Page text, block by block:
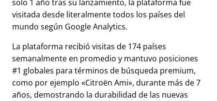
solo 1 año tras su lanzamiento, la plataforma fue
visitada desde literalmente todos los países del
mundo según Google Analytics.
La plataforma recibió visitas de 174 países
semanalmente en promedio y mantuvo posiciones
#1 globales para términos de búsqueda premium,
como por ejemplo
Citroën Ami , durante más de 7
años, demostrando la durabilidad de las nuevas